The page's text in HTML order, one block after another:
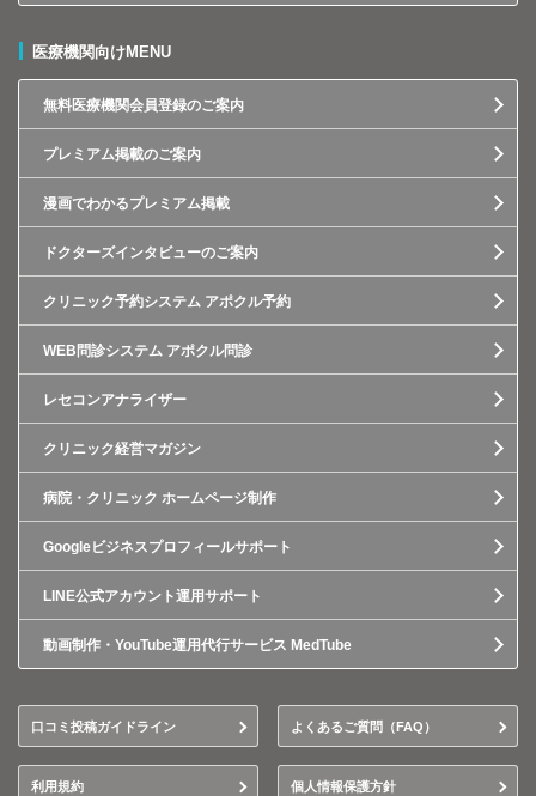
医療機関向けMENU
無料医療機関会員登録のご案内
プレミアム掲載のご案内
漫画でわかるプレミアム掲載
ドクターズインタビューのご案内
クリニック予約システム アポクル予約
WEB問診システム アポクル問診
レセコンアナライザー
クリニック経営マガジン
病院・クリニック ホームページ制作
Googleビジネスプロフィールサポート
LINE公式アカウント運用サポート
動画制作・YouTube運用代行サービス MedTube
口コミ投稿ガイドライン よくあるご質問（FAQ）
利用規約 個人情報保護方針